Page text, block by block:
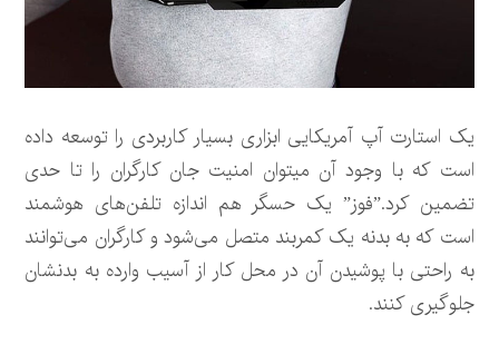
یک استارت آپ آمریکایی ابزاری بسیار کاربردی را توسعه داده
است که با وجود آن میتوان امنیت جان کارگران را تا حدی
تضمین کرد.”فوز” یک حسگر هم اندازه تلفن‌های هوشمند
است که به بدنه یک کمربند متصل می‌شود و کارگران می‌توانند
به راحتی با پوشیدن آن در محل کار از آسیب وارده به بدنشان
جلوگیری کنند.